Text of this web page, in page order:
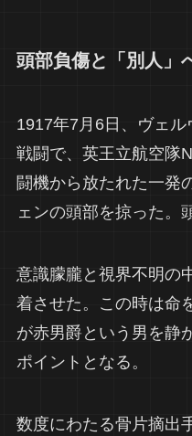
頭部負傷と「別人」
1917年7月6日、ヴェ
戦闘で、英王立航空隊
闘機から放たれた一発
ェンの頭部を掠った。
意識朦朧と視界不明の
着させた。この時は命
が赤男爵という男を静
ポイントとなる。
数度にわたる骨片摘出